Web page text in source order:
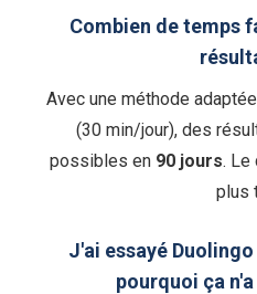
Combien de temps
Avec une méthode
(30 min/jour), des
possibles en 90 jours. Le
plus
J'ai essayé
pourquoi ça